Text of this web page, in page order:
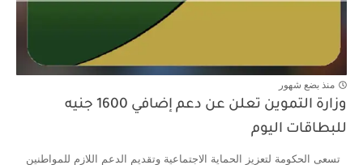
منذ بضع شهور
وزارة التموين تعلن عن دعم إضافي 1600 جنيه
للبطاقات اليوم
تسعى الحكومة لتعزيز الحماية الاجتماعية وتقديم الدعم اللازم للمواطنين